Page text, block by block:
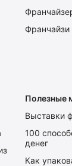
Франчайзи
Полезные
Выставки
100
денег
Как